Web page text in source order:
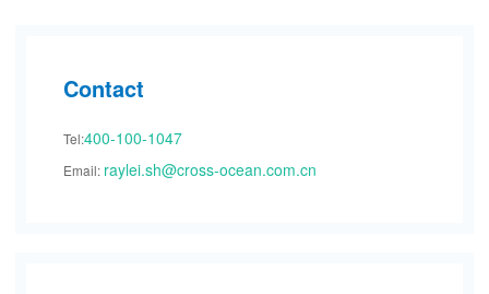
Contact
Tel:400-100-1047
Email: raylei.sh@cross-ocean.com.cn